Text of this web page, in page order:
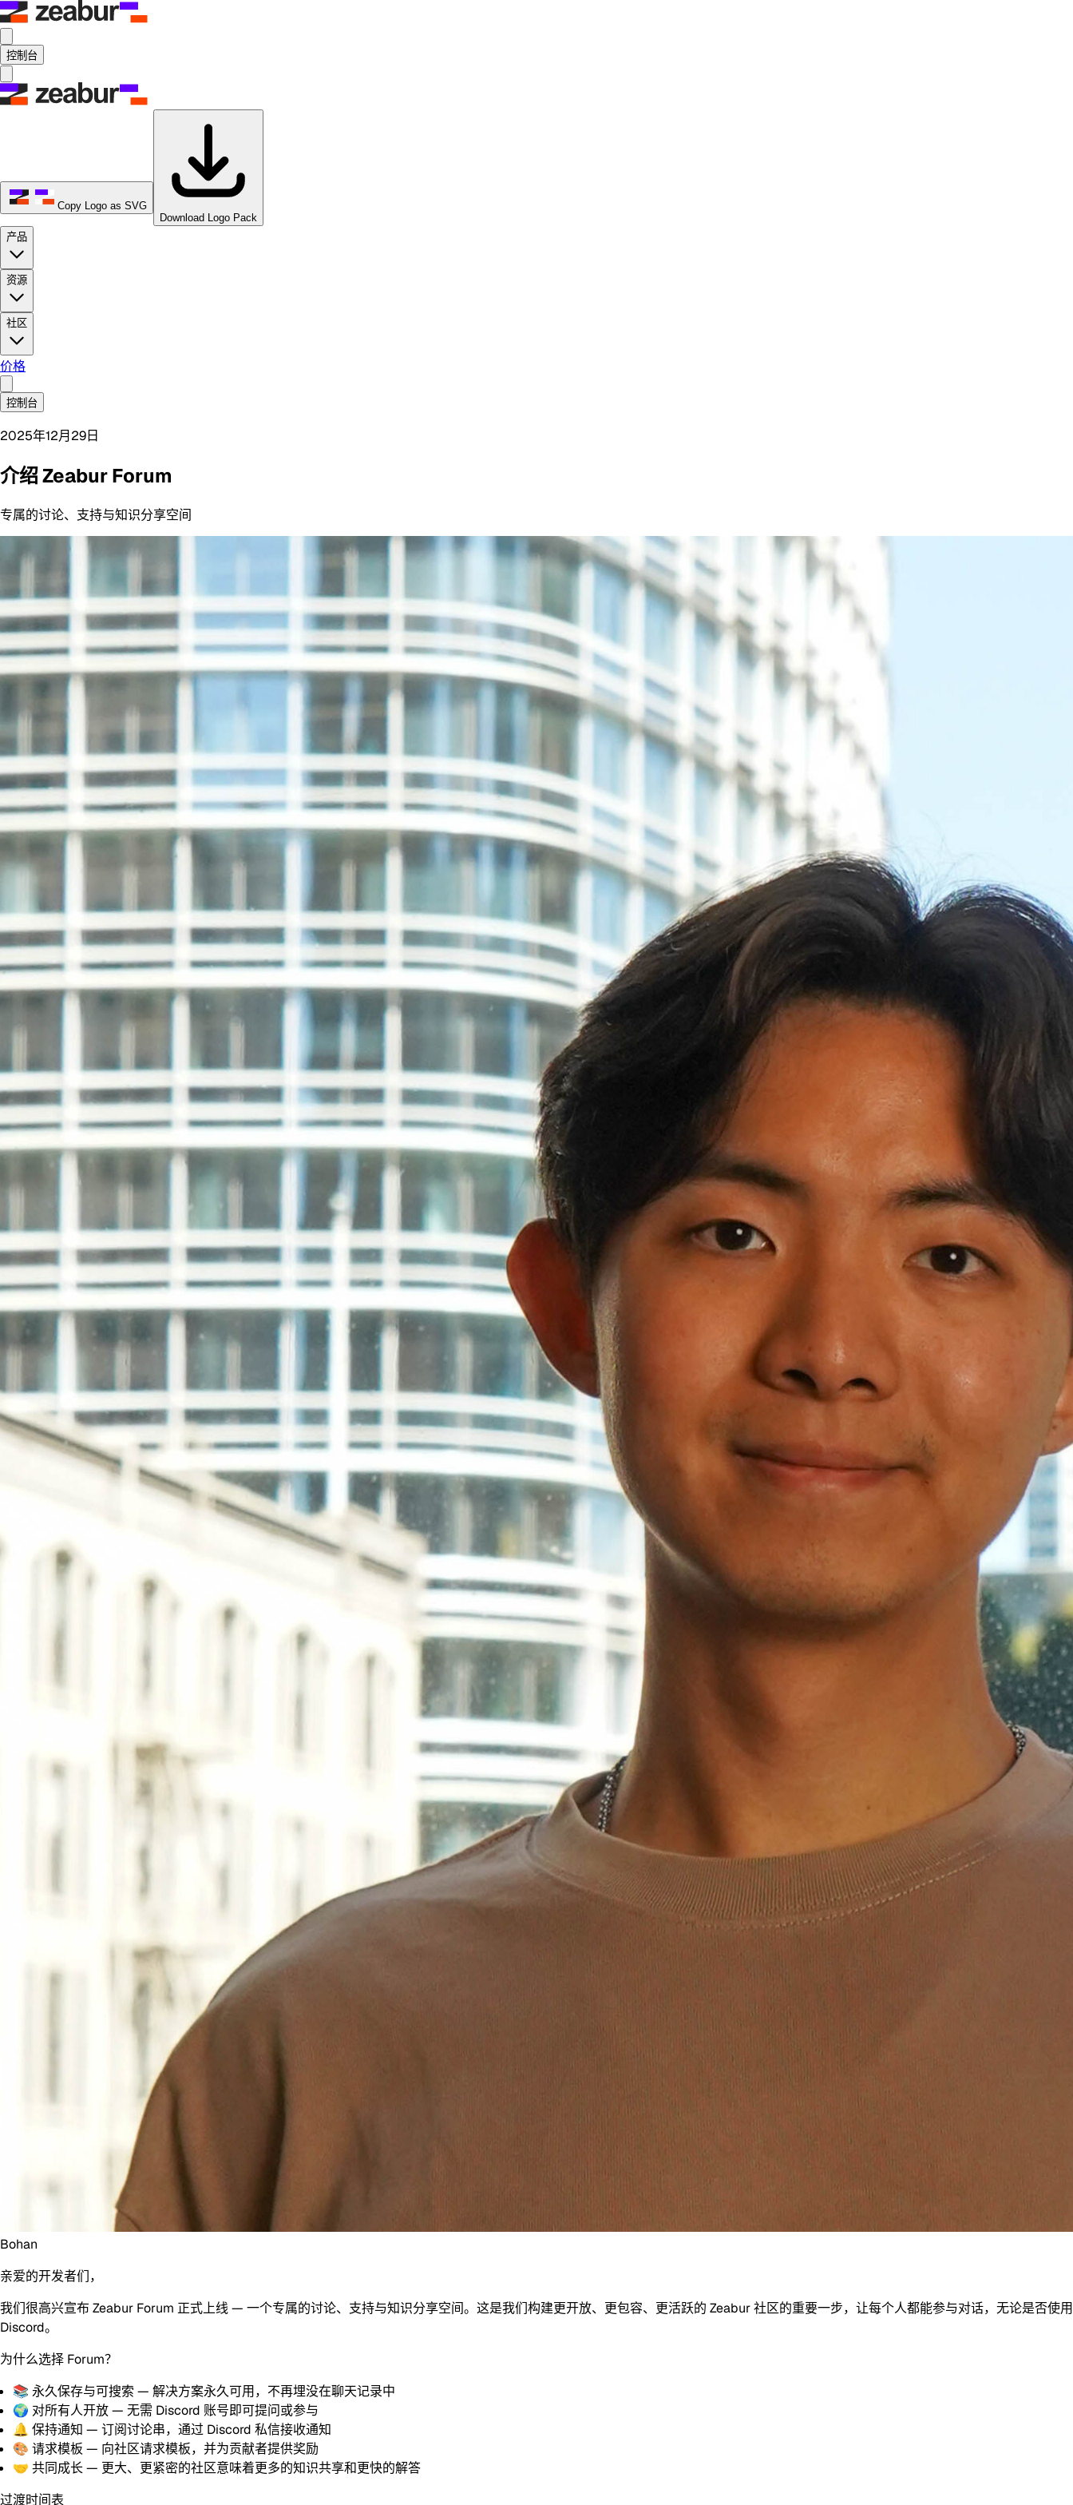
控制台
Copy Logo as SVG
Download Logo Pack
产品
资源
社区
价格
控制台
2025年12月29日
介绍 Zeabur Forum
专属的讨论、支持与知识分享空间
Bohan
亲爱的开发者们，
我们很高兴宣布 Zeabur Forum 正式上线 — 一个专属的讨论、支持与知识分享空间。这是我们构建更开放、更包容、更活跃的 Zeabur 社区的重要一步，让每个人都能参与对话，无论是否使用
Discord。
为什么选择 Forum？
📚 永久保存与可搜索 — 解决方案永久可用，不再埋没在聊天记录中
🌍 对所有人开放— 无需 Discord 账号即可提问或参与
🔔 保持通知 — 订阅讨论串，通过 Discord 私信接收通知
🎨 请求模板 — 向社区请求模板，并为贡献者提供奖励
🤝 共同成长— 更大、更紧密的社区意味着更多的知识共享和更快的解答
过渡时间表